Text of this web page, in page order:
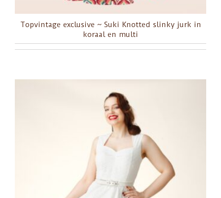
Topvintage exclusive ~ Suki Knotted slinky jurk in
koraal en multi